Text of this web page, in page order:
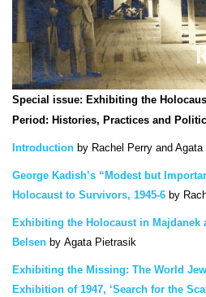
Special issue: Exhibiting the
Period: Histories, Practices and
Introduction by Rachel Perry and
George Kadish’s “Modest but
Holocaust to Survivors, 1945-6 by
Exhibiting the Holocaust in Majdanek
Belsen by Agata Pietrasik
Exhibiting the Missing: The World
Exhibition of 1947, ‘Search for the